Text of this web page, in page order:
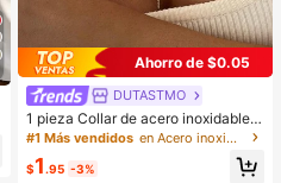
Ahorro de $0.05
DUTASTMO
1 pieza Collar de acero inoxidable d
e doble capa, collar largo con colga
ante de cuenta redonda, uso diario
#1 Más vendidos en Acero inoxidable Collares De Mujer
$1.95 -3%